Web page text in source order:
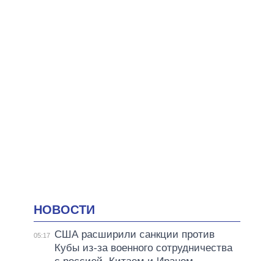
НОВОСТИ
05:17
США расширили санкции против
Кубы из-за военного сотрудничества